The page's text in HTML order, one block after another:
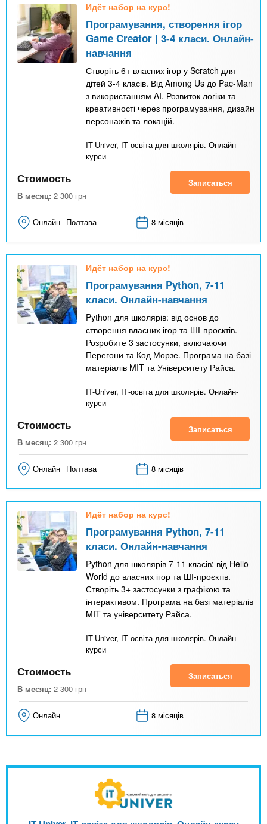
Идёт набор на курс!
Програмування, створення ігор
Game Creator | 3-4 класи. Онлайн-
навчання
Створіть 6+ власних ігор у Scratch для
дітей 3-4 класів. Від Among Us до Pac-Man
з використанням AI. Розвиток логіки та
креативності через програмування, дизайн
персонажів та локацій.
IT-Univer, ІТ-освіта для школярів. Онлайн-
курси
Стоимость
В месяц: 2 300 грн
Записаться
Онлайн Полтава 8 місяців
Идёт набор на курс!
Програмування Python, 7-11
класи. Онлайн-навчання
Python для школярів: від основ до
створення власних ігор та ШІ-проєктів.
Розробите 3 застосунки, включаючи
Перегони та Код Морзе. Програма на базі
матеріалів MIT та Університету Райса.
IT-Univer, ІТ-освіта для школярів. Онлайн-
курси
Стоимость
В месяц: 2 300 грн
Записаться
Онлайн Полтава 8 місяців
Идёт набор на курс!
Програмування Python, 7-11
класи. Онлайн-навчання
Python для школярів 7-11 класів: від Hello
World до власних ігор та ШІ-проєктів.
Створіть 3+ застосунки з графікою та
інтерактивом. Програма на базі матеріалів
MIT та університету Райса.
IT-Univer, ІТ-освіта для школярів. Онлайн-
курси
Стоимость
В месяц: 2 300 грн
Записаться
Онлайн 8 місяців